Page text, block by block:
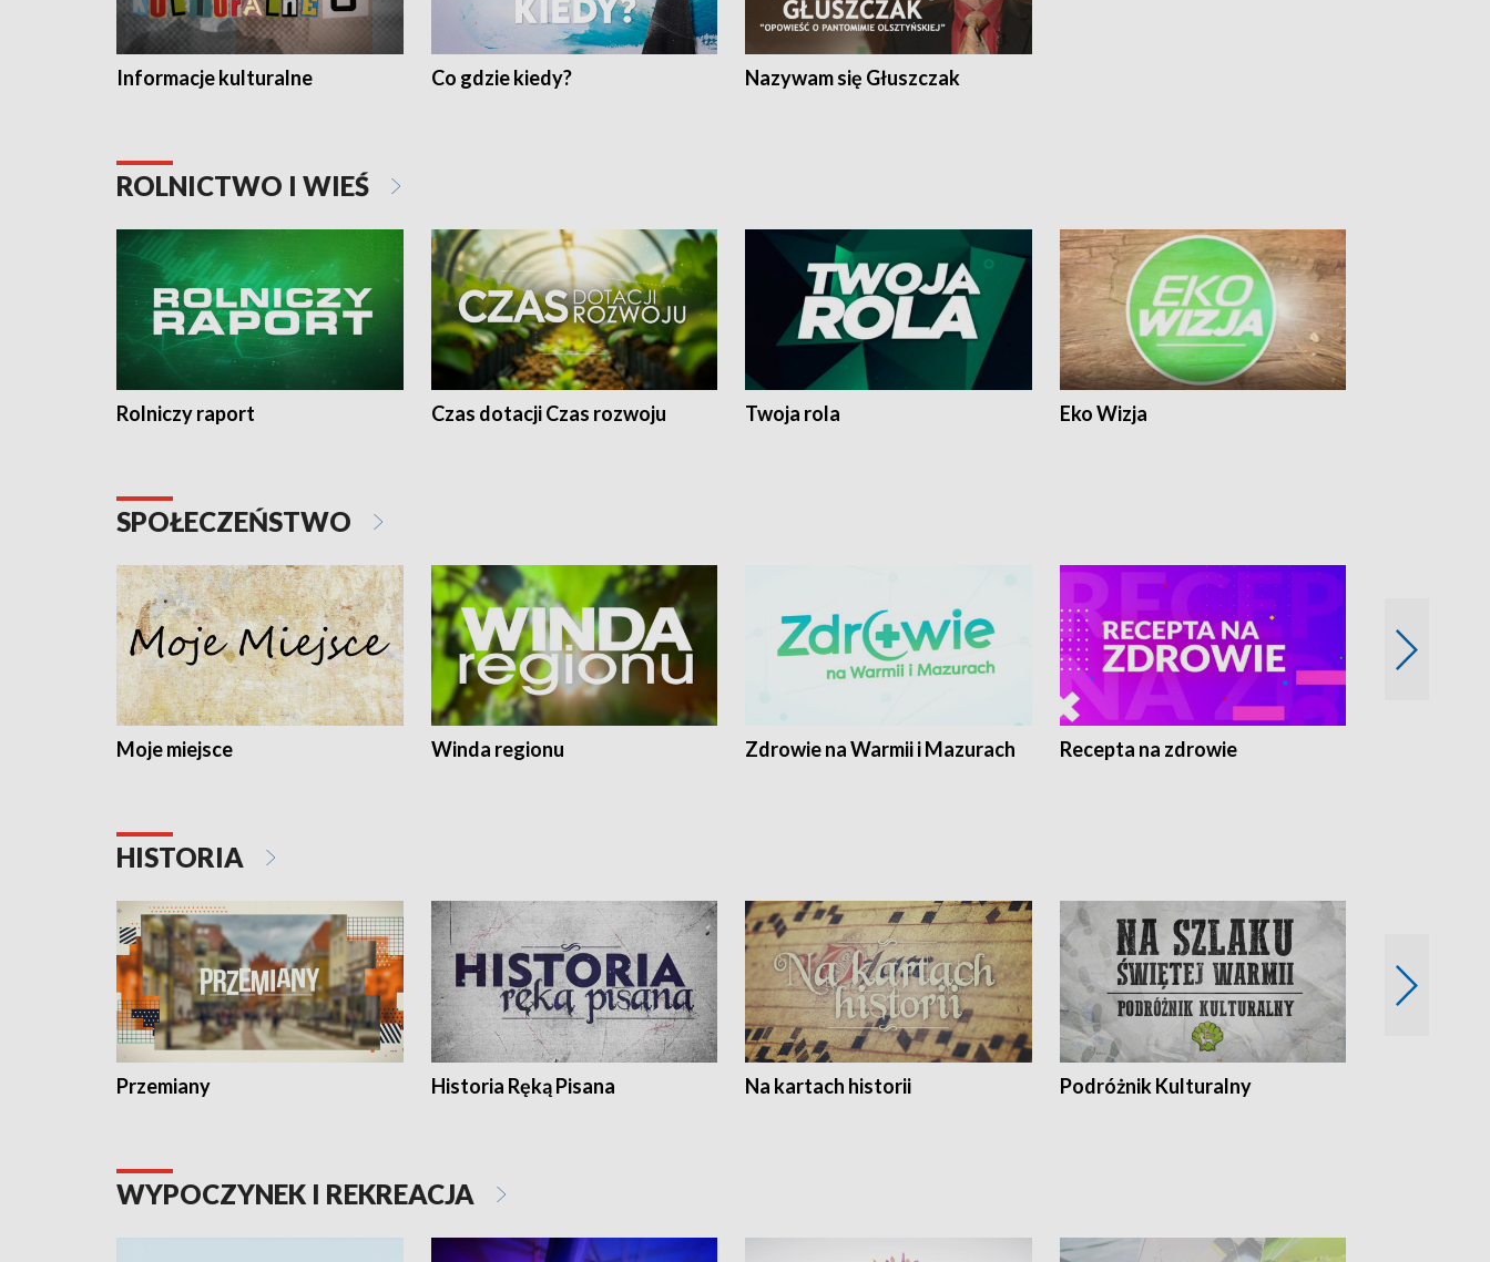
Informacje kulturalne Co gdzie kiedy? Nazywam się Głuszczak
ROLNICTWO I WIEŚ
Rolniczy raport Czas dotacji Czas rozwoju Twoja rola Eko Wizja
SPOŁECZEŃSTWO
Moje miejsce Winda regionu Zdrowie na Warmii i Mazurach Recepta na zdrowie
HISTORIA
Przemiany Historia Ręką Pisana Na kartach historii Podróżnik Kulturalny
WYPOCZYNEK I REKREACJA